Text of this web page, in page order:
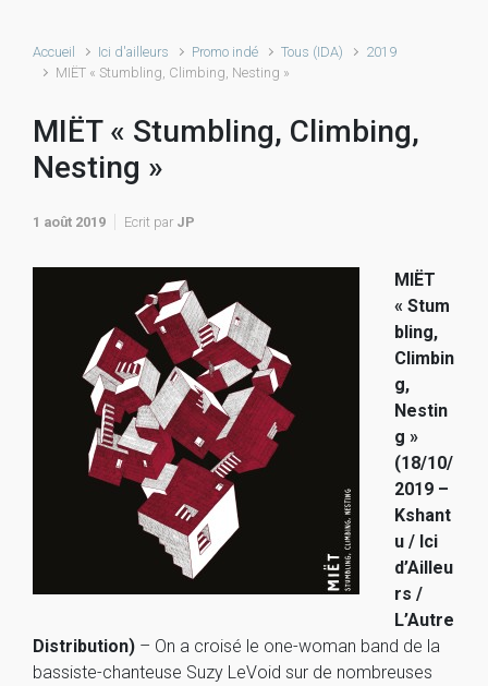
Accueil Ici d'ailleurs Promo indé Tous (IDA)
2019
MIËT « Stumbling, Climbing, Nesting »
MIËT « Stumbling, Climbing,
Nesting »
1 août 2019 Ecrit par JP
MIËT
« Stum
bling,
Climbin
g,
Nestin
g »
(18/10/
2019 –
Kshant
u / Ici
d’Ailleu
rs /
L’Autre
Distribution) – On a croisé le one-woman band de la
bassiste-chanteuse Suzy LeVoid sur de nombreuses